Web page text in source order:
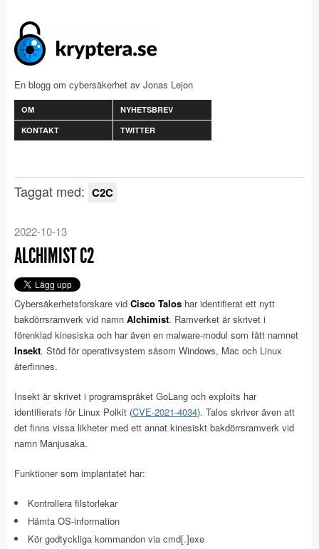
En blogg om cybersäkerhet av Jonas Lejon
OM
NYHETSBREV
KONTAKT
TWITTER
Taggat med: C2C
2022-10-13
ALCHIMIST C2
Cybersäkerhetsforskare vid Cisco Talos har identifierat ett nytt
bakdörrsramverk vid namn Alchimist. Ramverket är skrivet i
förenklad kinesiska och har även en malware-modul som fått namnet
Insekt. Stöd för operativsystem såsom Windows, Mac och Linux
återfinnes.
Insekt är skrivet i programspråket GoLang och exploits har
identifierats för Linux Polkit (CVE-2021-4034). Talos skriver även att
det finns vissa likheter med ett annat kinesiskt bakdörrsramverk vid
namn Manjusaka.
Funktioner som implantatet har:
Kontrollera filstorlekar
Hämta OS-information
Kör godtyckliga kommandon via cmd[.]exe